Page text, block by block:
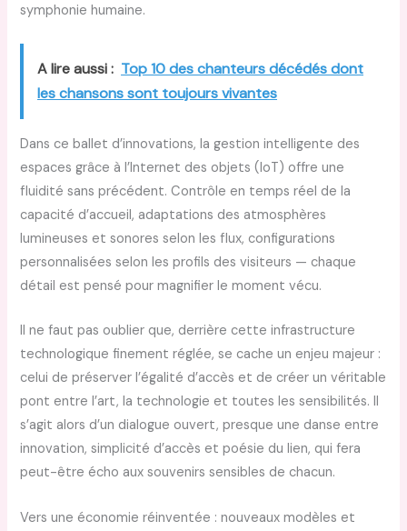
symphonie humaine.
A lire aussi : Top 10 des chanteurs décédés dont
les chansons sont toujours vivantes
Dans ce ballet d’innovations, la gestion intelligente des
espaces grâce à l’Internet des objets (IoT) offre une
fluidité sans précédent. Contrôle en temps réel de la
capacité d’accueil, adaptations des atmosphères
lumineuses et sonores selon les flux, configurations
personnalisées selon les profils des visiteurs — chaque
détail est pensé pour magnifier le moment vécu.
Il ne faut pas oublier que, derrière cette infrastructure
technologique finement réglée, se cache un enjeu majeur :
celui de préserver l’égalité d’accès et de créer un véritable
pont entre l’art, la technologie et toutes les sensibilités. Il
s’agit alors d’un dialogue ouvert, presque une danse entre
innovation, simplicité d’accès et poésie du lien, qui fera
peut-être écho aux souvenirs sensibles de chacun.
Vers une économie réinventée : nouveaux modèles et